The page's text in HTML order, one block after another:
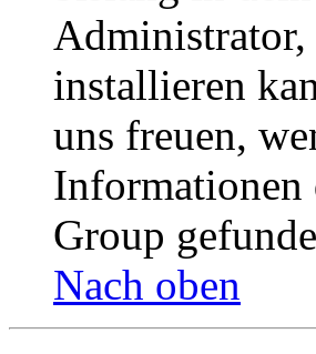
Administrator,
installieren
uns freuen,
Informationen
Group
Nach oben